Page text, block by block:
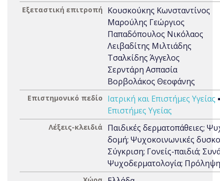
Εξεταστική επιτροπή
Κουσκούκης Κωνσταντίνος
Μαρούλης Γεώργιος
Παπαδόπουλος Νικόλαος
Λειβαδίτης Μιλτιάδης
Τσαλκίδης Άγγελος
Σερντάρη Ασπασία
Βορβολάκος Θεοφάνης
Επιστημονικό πεδίο Ιατρική και Επιστήμες Υγείας
Επιστήμες Υγείας
Λέξεις-κλειδιά
Παιδικές δερματοπάθειες;
δομή; Ψυχοκοινωνικές
Σύγκριση; Γονείς-παιδιά;
Ψυχοδερματολογία; Πρόληψη